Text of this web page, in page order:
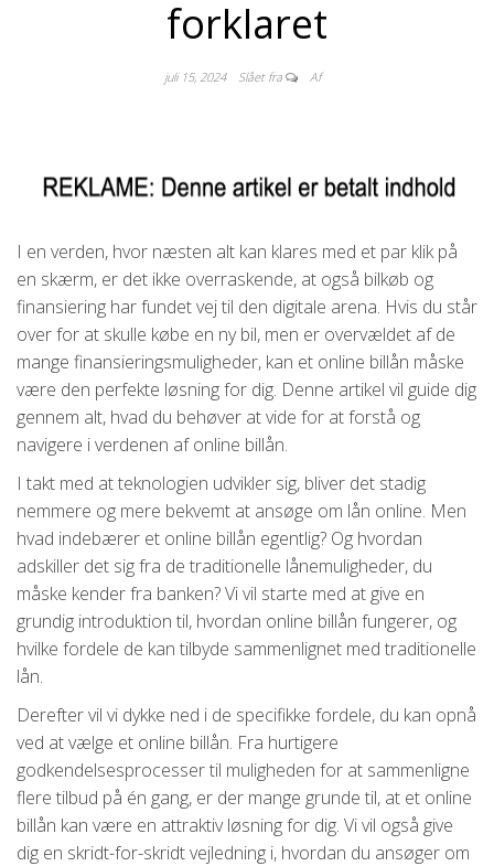
forklaret
juli 15, 2024 Slået fra Af
I en verden, hvor næsten alt kan klares med et par klik på
en skærm, er det ikke overraskende, at også bilkøb og
finansiering har fundet vej til den digitale arena. Hvis du står
over for at skulle købe en ny bil, men er overvældet af de
mange finansieringsmuligheder, kan et online billån måske
være den perfekte løsning for dig. Denne artikel vil guide dig
gennem alt, hvad du behøver at vide for at forstå og
navigere i verdenen af online billån.
I takt med at teknologien udvikler sig, bliver det stadig
nemmere og mere bekvemt at ansøge om lån online. Men
hvad indebærer et online billån egentlig? Og hvordan
adskiller det sig fra de traditionelle lånemuligheder, du
måske kender fra banken? Vi vil starte med at give en
grundig introduktion til, hvordan online billån fungerer, og
hvilke fordele de kan tilbyde sammenlignet med traditionelle
lån.
Derefter vil vi dykke ned i de specifikke fordele, du kan opnå
ved at vælge et online billån. Fra hurtigere
godkendelsesprocesser til muligheden for at sammenligne
flere tilbud på én gang, er der mange grunde til, at et online
billån kan være en attraktiv løsning for dig. Vi vil også give
dig en skridt-for-skridt vejledning i, hvordan du ansøger om